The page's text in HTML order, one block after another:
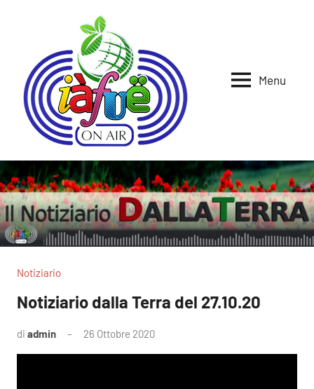
Iafue
Menu
Notiziario
Notiziario dalla Terra del 27.10.20
di admin 26 Ottobre 2020
commento